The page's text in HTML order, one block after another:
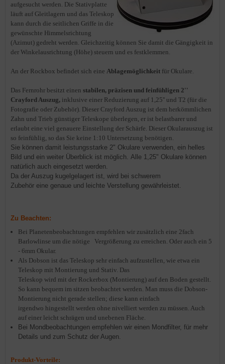
aufgesucht werden. Die Stativplatte
läuft auf Gleitlagern und das Teleskop
kann durch die seitlichen Griffe in die
gewünschte Himmelsrichtung
(Azimut) gedreht werden. Gleichzeitig können Sie damit die Gängigkeit in
der Winkelausrichtung (Höhe) steuern und es festklemmen.
An der Rockbox befindet sich eine Ablagemöglichkeit für Okulare.
Das Fernrohr besitzt einen stabilen, präzisen und feinfühligen 2''
Crayford Auszug, inklusive einer Reduzierung auf 1,25'' und T2 (für die
Fotografie oder Zubehör). Dieser Crayford Auszug ist dem herkömmlichen
Zahn und Trieb günstiger Teleskope überlegen, er ist belastbarer und
erlaubt eine viel genauere Einstellung der Schärfe. Dieser Okularauszug ist
so feinfühlig, so das Sie keine 1:10 Untersetzung benötigen.
Sie können damit leistungsstarke 2" Okulare verwenden, ein helles
Bild und ein weiter Überblick ist möglich. Alle 1,25" Okulare können
natürlich auch eingesetzt werden.
Da der Auszug kugelgelagert ist, wird bei schwerem
Zubehör eine genaue und leichte Verstellung gewährleistet.
Zu Beachten:
Bei Planetenbeobachtungen empfehlen wir zusätzlich eine 2fach
Barlowlinse um die nötige Vergrößerung zu erreichen. Oder auch ein 5
- 6mm Okular.
Als Dobson ist das Teleskop sehr einfach aufzustellen, wie etwa ein
Teleskop mit Montierung und Stativ. Das
Teleskop wird mit der Rockerbox (Montierung) auf den Boden gestellt.
So kann bequem im sitzen beobachtet werden. Man muss die Dobson-
Montierung nicht gerade stellen; diese kann einfach
irgendwo hingestellt werden ohne nivelliert werden zu müssen. Auch
auf einer leicht schrägen und unebenen Fläche.
Bei Mondbeobachtungen empfehlen wir einen Mondfilter, für mehr
Details und zum Schutz der Augen.
Produkt-Vorteile: